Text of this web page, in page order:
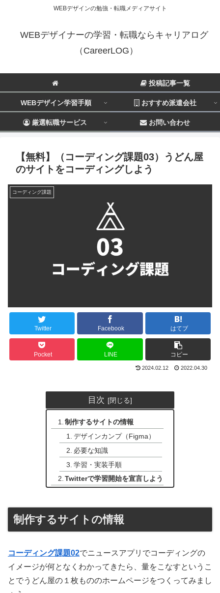
WEBデザインの勉強・転職メディアサイト
WEBデザイナーの学習・転職ならキャリアログ
（CareerLOG）
投稿記事一覧
WEBデザイン学習手順 おすすめ派遣会社
厳選転職サービス お問い合わせ
【無料】（コーディング課題03）うどん屋
のサイトをコーディングしよう
コーディング課題
Twitter Facebook はてブ
Pocket LINE コピー
2024.02.12 2022.04.30
目次
制作するサイトの情報
デザインカンプ（Figma）
必要な知識
学習・実装手順
Twitterで学習開始を宣言しよう
制作するサイトの情報
コーディング課題02でニュースアプリでコーディングの
イメージが何となくわかってきたら、量をこなすというこ
とでうどん屋の１枚もののホームページをつくってみまし